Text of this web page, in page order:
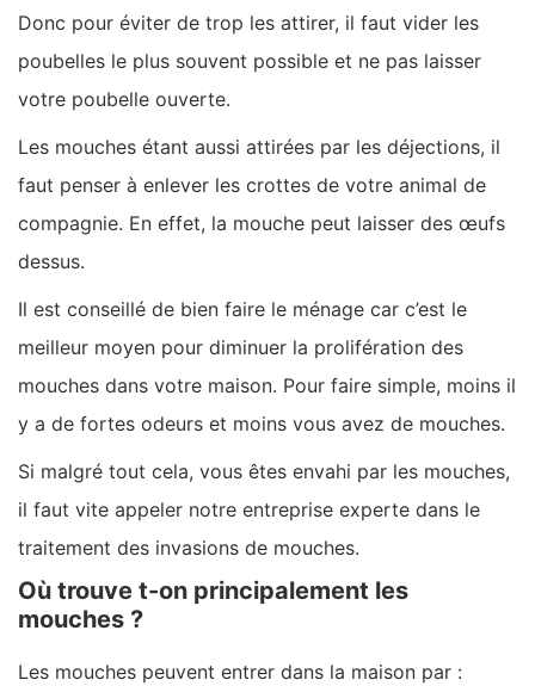
Donc pour éviter de trop les attirer, il faut vider les
poubelles le plus souvent possible et ne pas laisser
votre poubelle ouverte.
Les mouches étant aussi attirées par les déjections, il
faut penser à enlever les crottes de votre animal de
compagnie. En effet, la mouche peut laisser des œufs
dessus.
Il est conseillé de bien faire le ménage car c’est le
meilleur moyen pour diminuer la prolifération des
mouches dans votre maison. Pour faire simple, moins il
y a de fortes odeurs et moins vous avez de mouches.
Si malgré tout cela, vous êtes envahi par les mouches,
il faut vite appeler notre entreprise experte dans le
traitement des invasions de mouches.
Où trouve t-on principalement les
mouches ?
Les mouches peuvent entrer dans la maison par :